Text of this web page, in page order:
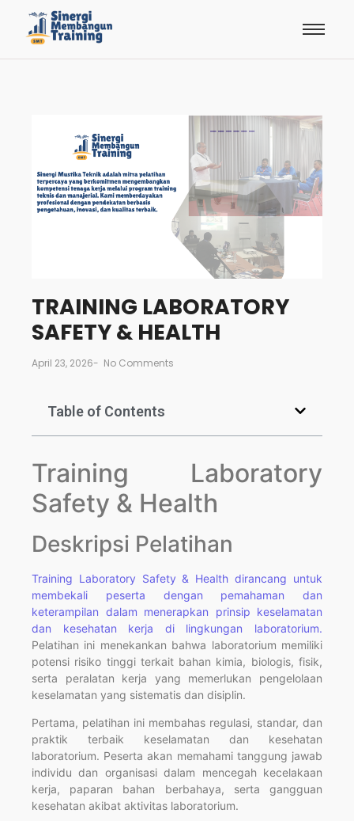
TRAINING LABORATORY
SAFETY & HEALTH
April 23, 2026- No Comments
Table of Contents
Training Laboratory
Safety & Health
Deskripsi Pelatihan
Training Laboratory Safety & Health dirancang untuk
membekali peserta dengan pemahaman dan
keterampilan dalam menerapkan prinsip keselamatan
dan kesehatan kerja di lingkungan laboratorium.
Pelatihan ini menekankan bahwa laboratorium memiliki
potensi risiko tinggi terkait bahan kimia, biologis, fisik,
serta peralatan kerja yang memerlukan pengelolaan
keselamatan yang sistematis dan disiplin.
Pertama, pelatihan ini membahas regulasi, standar, dan
praktik terbaik keselamatan dan kesehatan
laboratorium. Peserta akan memahami tanggung jawab
individu dan organisasi dalam mencegah kecelakaan
kerja, paparan bahan berbahaya, serta gangguan
kesehatan akibat aktivitas laboratorium.